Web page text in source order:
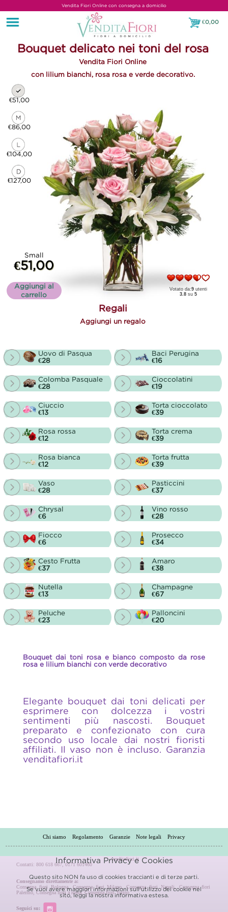
Vendita Fiori Online con consegna a domicilio
€0,00
€0,00
Bouquet delicato nei toni del rosa
Vendita Fiori Online
con lilium bianchi, rosa rosa e verde decorativo.
€51,00
€86,00
€104,00
€127,00
Small
€51,00
Aggiungi al
carrello
Votato da:9 utenti
3.8 su5
Regali
Aggiungi un regalo
Uovo di Pasqua
€28
Colomba Pasquale
€28
Ciuccio
€13
Rosa rossa
€12
Rosa bianca
€12
Vaso
€28
Chrysal
€6
Fiocco
€6
Cesto Frutta
€37
Nutella
€13
Peluche
€23
Baci Perugina
€16
Cioccolatini
€19
Torta cioccolato
€39
Torta crema
€39
Torta frutta
€39
Pasticcini
€37
Vino rosso
€28
Prosecco
€34
Amaro
€38
Champagne
€67
Palloncini
€20
Bouquet dai toni rosa e bianco composto da rose
rosa e lilium bianchi con verde decorativo
Elegante bouquet dai toni delicati per
esprimere con dolcezza i vostri
sentimenti più nascosti. Bouquet
preparato e confezionato con cura
secondo uso locale dai nostri fioristi
affiliati. Il vaso non è incluso. Garanzia
venditafiori.it
Chi siamo Regolamento Garanzie Note legali Privacy
venditafiori.it
Contatti: 800 618 667, 0171 601460
Consegnamo direttamente a:
Consegna fiori Bologna
Consegna fiori Milano ,Consegna fiori Napoli
Consegna fiori
Palermo ,Consegna fiori a roma,Consegna fiori Torino
Seguici su:
Informativa Privacy e Cookies
Questo sito NON fa uso di cookies traccianti e di terze parti.
Se vuoi avere maggiori informazioni sull'utilizzo dei cookie nel
sito, leggi la nostrainformativa estesa.